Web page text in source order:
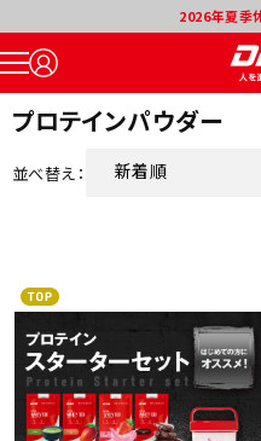
2026年夏季
プロテインパウダー
並べ替え：
新着順
割引率が高い順